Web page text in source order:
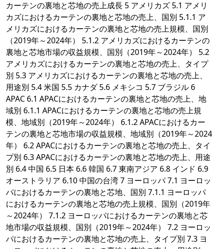
カーテンの裏地と芯地の売上成長 5 アメリカズ 5.1 アメリ
カズにおけるカーテンの裏地と芯地の売上、国別 5.1.1 ア
メリカズにおけるカーテンの裏地と芯地の売上規模、国別
（2019年～2024年） 5.1.2 アメリカズにおけるカーテンの
裏地と芯地市場の収益規模、国別（2019年～2024年） 5.2
アメリカズにおけるカーテンの裏地と芯地の売上、タイプ
別 5.3 アメリカズにおけるカーテンの裏地と芯地の売上、
用途別 5.4 米国 5.5 カナダ 5.6 メキシコ 5.7 ブラジル 6
APAC 6.1 APACにおけるカーテンの裏地と芯地の売上、地
域別 6.1.1 APACにおけるカーテンの裏地と芯地の売上規
模、地域別（2019年～2024年） 6.1.2 APACにおけるカー
テンの裏地と芯地市場の収益規模、地域別（2019年～2024
年） 6.2 APACにおけるカーテンの裏地と芯地の売上、タイ
プ別 6.3 APACにおけるカーテンの裏地と芯地の売上、用途
別 6.4 中国 6.5 日本 6.6 韓国 6.7 東南アジア 6.8 インド 6.9
オーストラリア 6.10 中国の台湾 7 ヨーロッパ 7.1 ヨーロッ
パにおけるカーテンの裏地と芯地、国別 7.1.1 ヨーロッパ
におけるカーテンの裏地と芯地の売上規模、国別（2019年
～2024年） 7.1.2 ヨーロッパにおけるカーテンの裏地と芯
地市場の収益規模、国別（2019年～2024年） 7.2 ヨーロッ
パにおけるカーテンの裏地と芯地の売上、タイプ別 7.3 ヨ